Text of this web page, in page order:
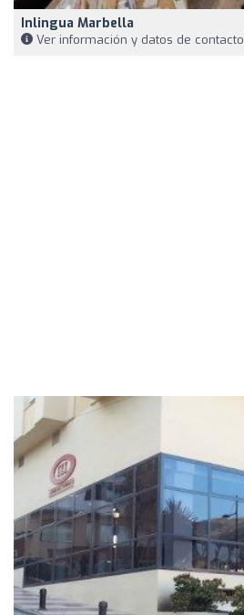
Inlingua Marbella
Ver información y datos de contacto